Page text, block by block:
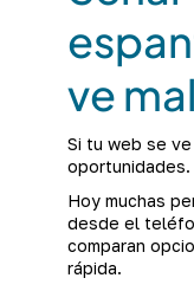
ve
Si tu web se
oportunidades.
Hoy muchas
desde el
comparan
rápida.